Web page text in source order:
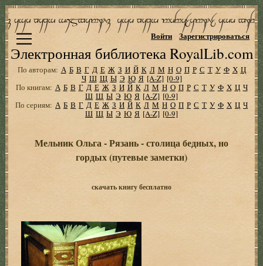
Электронная библиотека RoyalLib.com
Войти Зарегистрироваться
По авторам: А Б В Г Д Е Ж З И Й К Л М Н О П Р С Т У Ф Х Ц
Ч Ш Щ Ы Э Ю Я [A-Z] [0-9]
По книгам: А Б В Г Д Е Ж З И Й К Л М Н О П Р С Т У Ф Х Ц Ч
Ш Щ Ы Э Ю Я [A-Z] [0-9]
По сериям: А Б В Г Д Е Ж З И Й К Л М Н О П Р С Т У Ф Х Ц Ч
Ш Щ Ы Э Ю Я [A-Z] [0-9]
Мельник Ольга - Рязань - столица бедных, но
гордых (путевые заметки)
скачать книгу бесплатно